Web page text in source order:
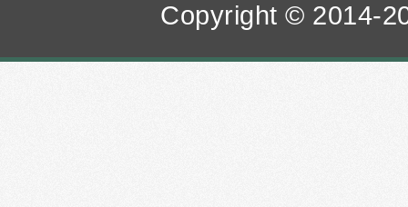
Copyright © 2014-